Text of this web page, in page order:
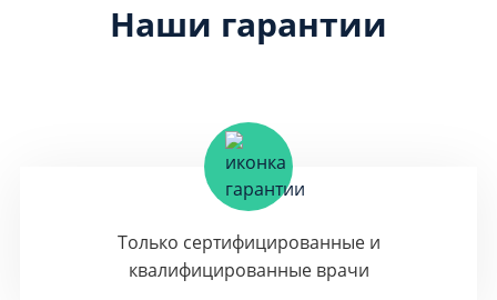
Наши гарантии
Только сертифицированные и
квалифицированные врачи